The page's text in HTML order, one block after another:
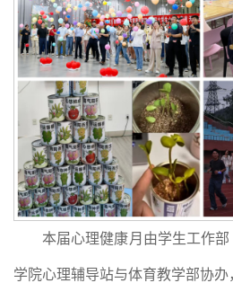
本届心理健康月由学生工作
学院心理辅导站与体育教学部协办